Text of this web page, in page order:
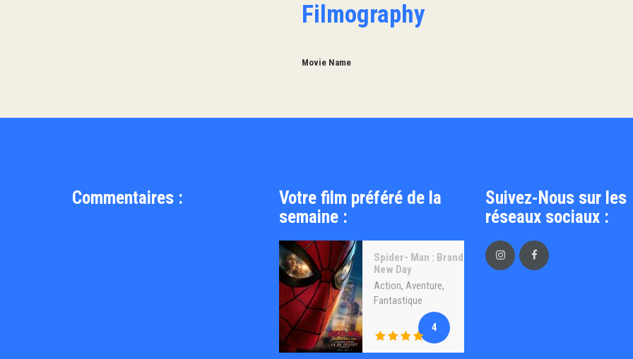
Filmography
Movie Name
Commentaires :
Votre film préféré de la
semaine :
Spider- Man : Brand
New Day
Action, Aventure,
Fantastique
4
Suivez-Nous sur les
réseaux sociaux :